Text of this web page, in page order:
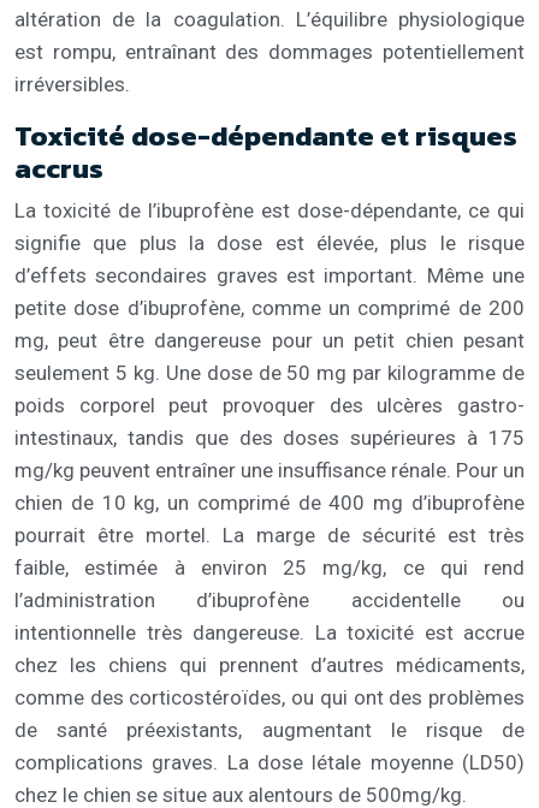
altération de la coagulation. L’équilibre physiologique
est rompu, entraînant des dommages potentiellement
irréversibles.
Toxicité dose-dépendante et risques
accrus
La toxicité de l’ibuprofène est dose-dépendante, ce qui
signifie que plus la dose est élevée, plus le risque
d’effets secondaires graves est important. Même une
petite dose d’ibuprofène, comme un comprimé de 200
mg, peut être dangereuse pour un petit chien pesant
seulement 5 kg. Une dose de 50 mg par kilogramme de
poids corporel peut provoquer des ulcères gastro-
intestinaux, tandis que des doses supérieures à 175
mg/kg peuvent entraîner une insuffisance rénale. Pour un
chien de 10 kg, un comprimé de 400 mg d’ibuprofène
pourrait être mortel. La marge de sécurité est très
faible, estimée à environ 25 mg/kg, ce qui rend
l’administration d’ibuprofène accidentelle ou
intentionnelle très dangereuse. La toxicité est accrue
chez les chiens qui prennent d’autres médicaments,
comme des corticostéroïdes, ou qui ont des problèmes
de santé préexistants, augmentant le risque de
complications graves. La dose létale moyenne (LD50)
chez le chien se situe aux alentours de 500mg/kg.